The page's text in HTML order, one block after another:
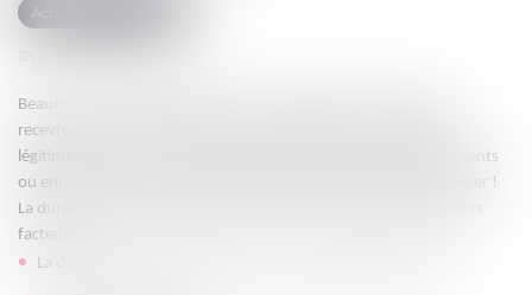
Actualités du cabinet
Beaucoup de victimes d’accidents se demandent quand elles
recevront leur indemnisation. Cette question est d’autant plus
légitime lorsqu’il y a de fortes pertes de salaires, des aménagements
ou encore des besoins en assistance par tierce personne à financer !
La durée d’un dossier d’indemnisation est variable selon plusieurs
facteurs :
La durée de convalescence ou des soins actifs de la victime